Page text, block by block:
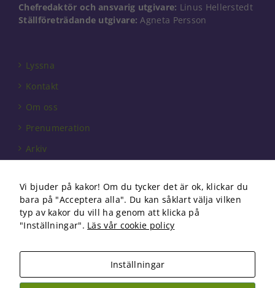
Chefredaktör och ansvarig utgivare: Linus Hellerstedt
Ställföreträdande utgivare: Agneta Persson
Lyssna
Kontakt
Om oss
Prenumeration
Arkiv
Förbundet
Om cookies
Copyright 2026 Fysioterapi | All Rights Reserved
Vi bjuder på kakor! Om du tycker det är ok, klickar du
bara på "Acceptera alla". Du kan såklart välja vilken
typ av kakor du vill ha genom att klicka på
"Inställningar". Läs vår cookie policy
Inställningar
går inte att
välja bort. De
förbättra
funktionalitet
och
uppbyggnad,
baserat på
hur
används.